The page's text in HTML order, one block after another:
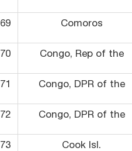
69 Comoros
70 Congo, Rep of the
71 Congo, DPR of the
72 Congo, DPR of the
73 Cook Isl.